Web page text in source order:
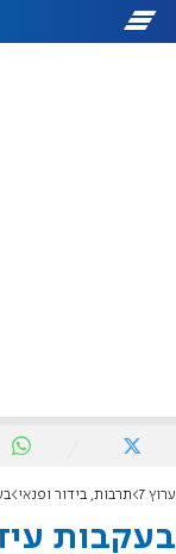
ערוץ 7 תרבות, בידור ופנאי
בעקבות